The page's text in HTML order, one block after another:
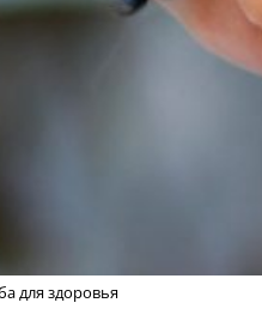
для здоровья